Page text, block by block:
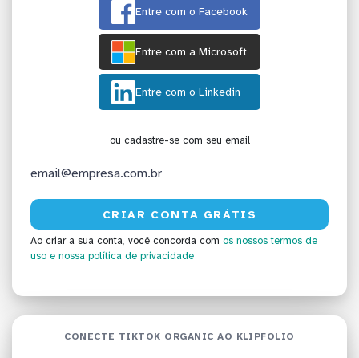
Entre com o Facebook
Entre com a Microsoft
Entre com o Linkedin
ou cadastre-se com seu email
Ao criar a sua conta, você concorda com os nossos termos de
uso e nossa política de privacidade
CONECTE TIKTOK ORGANIC AO KLIPFOLIO